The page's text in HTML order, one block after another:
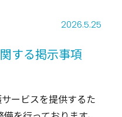
2026.5.25
する掲示事項
ービスを提供するた